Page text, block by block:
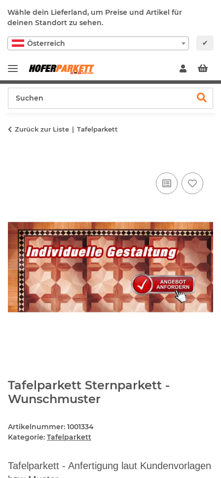
Wähle dein Lieferland, um Preise und Artikel für
deinen Standort zu sehen.
Österreich ✔
Zurück zur Liste Tafelparkett
Tafelparkett Sternparkett -
Wunschmuster
Artikelnummer: 1001334
Kategorie: Tafelparkett
Tafelparkett - Anfertigung laut Kundenvorlagen